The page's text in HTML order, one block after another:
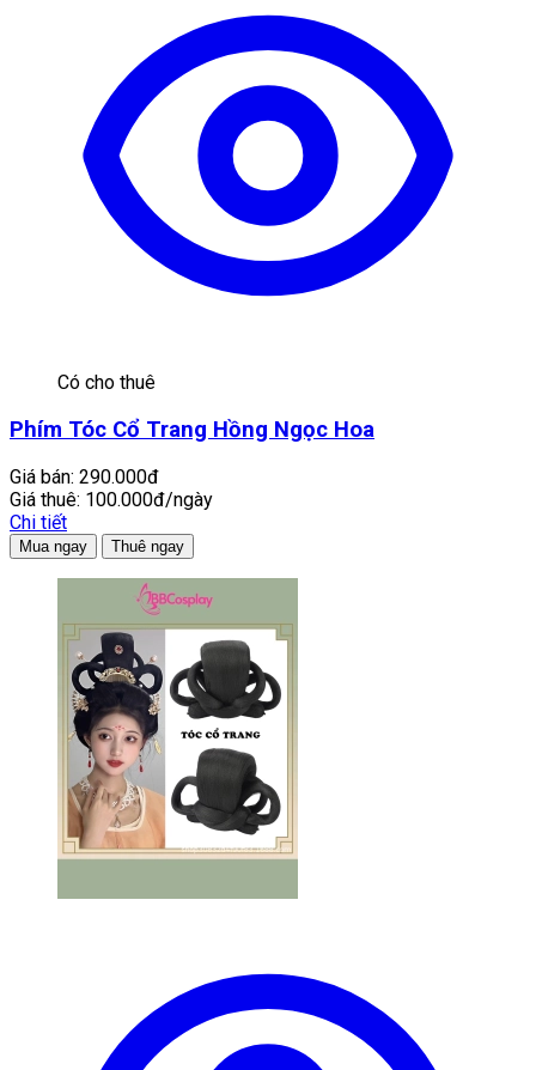
Có cho thuê
Phím Tóc Cổ Trang Hồng Ngọc Hoa
Giá bán: 290.000đ
Giá thuê: 100.000đ/ngày
Chi tiết
Mua ngay Thuê ngay